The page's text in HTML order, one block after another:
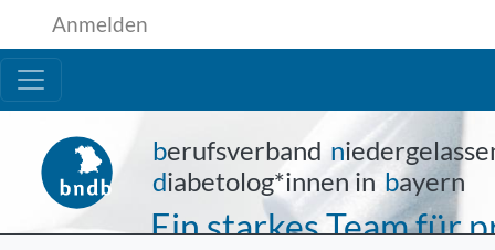
Direkt zum Inhalt
Benutzermenü
Anmelden
berufsverband n
diabetolog*innen in bayern
Ein starkes Team für